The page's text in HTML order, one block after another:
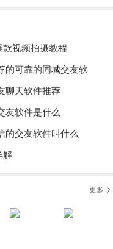
视频拍摄教程
的可靠的同城交友软
聊天软件推荐
友软件是什么
的交友软件叫什么
解
更多